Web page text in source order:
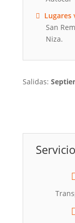
Lugares
San
Niza.
Salidas: